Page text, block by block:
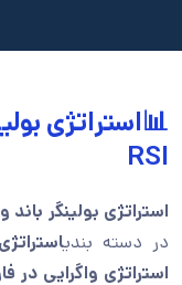
📊استراتژی
RSI
استراتژی بولینگر باند و RSI
در دسته بندی
استراتژی واگرایی در